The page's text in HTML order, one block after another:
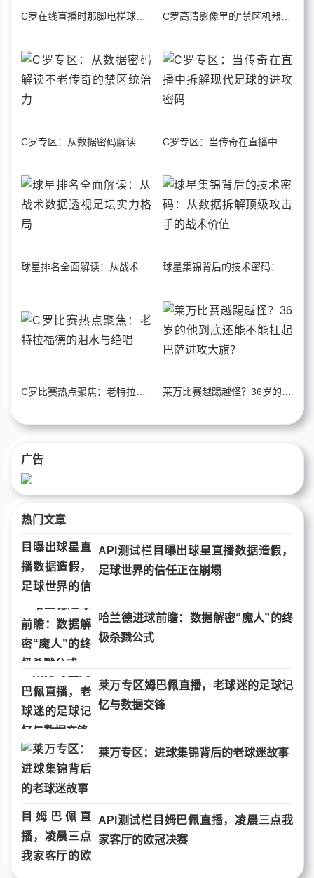
C罗在线直播时那脚电梯球，让我想起十年前的老特拉福德 C罗高清影像里的“禁区机器”：从盖德·穆勒到哈兰德，中锋的进化与异化
广告
热门文章
API测试栏目曝出球星直播数据造假，
足球世界的信任正在崩塌
哈兰德进球前瞻：数据解密“魔人”的终
极杀戮公式
莱万专区姆巴佩直播，老球迷的足球记
忆与数据交锋
莱万专区：进球集锦背后的老球迷故事
API测试栏目姆巴佩直播，凌晨三点我
家客厅的欧冠决赛